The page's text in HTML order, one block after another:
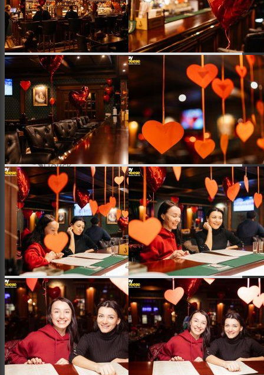
Місто
Відео
Поиск
Меню Меню